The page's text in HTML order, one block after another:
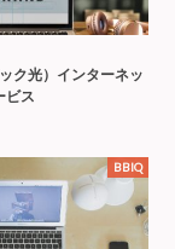
ク光）インターネッ
ビス
BBIQ